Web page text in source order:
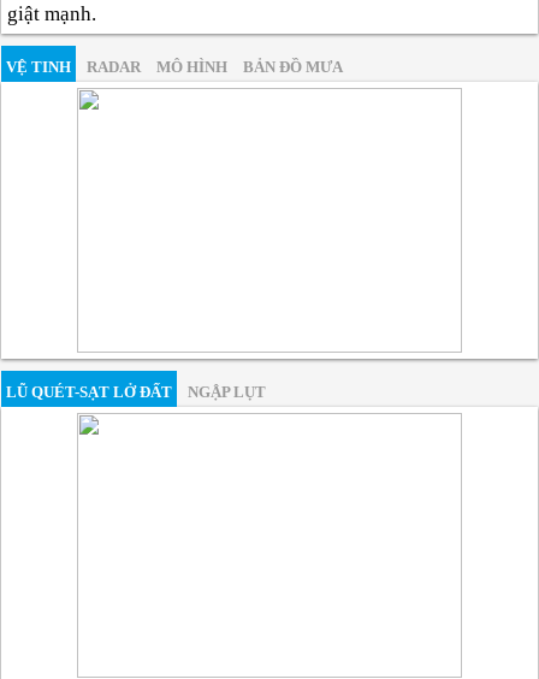
giật mạnh.
VỆ TINH RADAR MÔ HÌNH BẢN ĐỒ MƯA
LŨ QUÉT-SẠT LỞ ĐẤT NGẬP LỤT